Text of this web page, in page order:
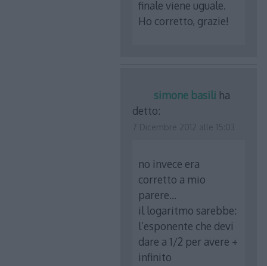
finale viene uguale.
Ho corretto, grazie!
simone basili ha
detto:
no invece era
corretto a mio
parere…
il logaritmo sarebbe:
l’esponente che devi
dare a 1/2 per avere +
infinito